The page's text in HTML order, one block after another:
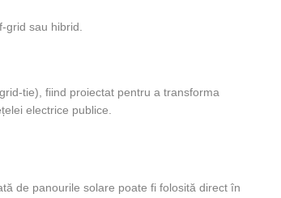
grid sau hibrid.
tie), fiind proiectat pentru a transforma
electrice publice.
de panourile solare poate fi folosită direct în